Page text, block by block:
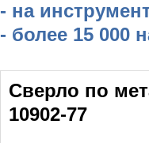
- на
- более 15 000
Сверло по
10902-77